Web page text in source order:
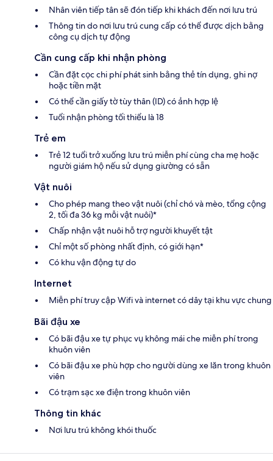
Nhân viên tiếp tân sẽ đón tiếp khi khách đến nơi lưu trú
Thông tin do nơi lưu trú cung cấp có thể được dịch bằng
công cụ dịch tự động
Cần cung cấp khi nhận phòng
Cần đặt cọc chi phí phát sinh bằng thẻ tín dụng, ghi nợ
hoặc tiền mặt
Có thể cần giấy tờ tùy thân (ID) có ảnh hợp lệ
Tuổi nhận phòng tối thiểu là 18
Trẻ em
Trẻ 12 tuổi trở xuống lưu trú miễn phí cùng cha mẹ hoặc
người giám hộ nếu sử dụng giường có sẵn
Vật nuôi
Cho phép mang theo vật nuôi (chỉ chó và mèo, tổng cộng
2, tối đa 36 kg mỗi vật nuôi)*
Chấp nhận vật nuôi hỗ trợ người khuyết tật
Chỉ một số phòng nhất định, có giới hạn*
Có khu vận động tự do
Internet
Miễn phí truy cập Wifi và internet có dây tại khu vực chung
Bãi đậu xe
Có bãi đậu xe tự phục vụ không mái che miễn phí trong
khuôn viên
Có bãi đậu xe phù hợp cho người dùng xe lăn trong khuôn
viên
Có trạm sạc xe điện trong khuôn viên
Thông tin khác
Nơi lưu trú không khói thuốc